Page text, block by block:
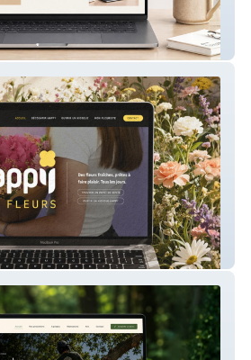
studio
de site vitrine